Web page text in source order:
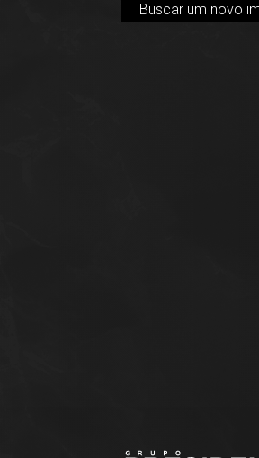
Buscar um novo